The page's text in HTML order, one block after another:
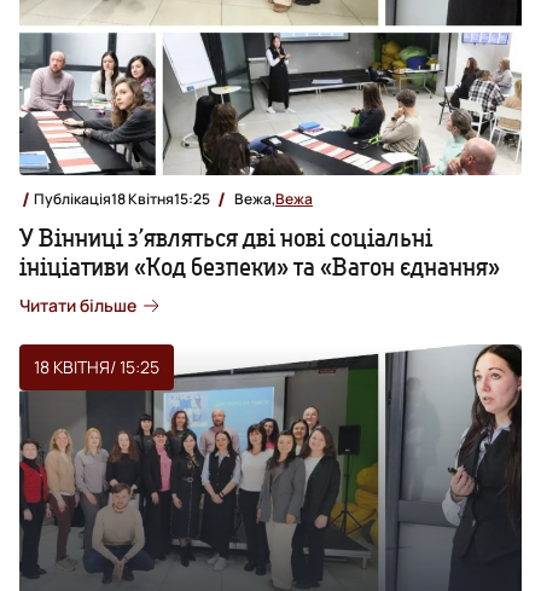
Публікація18 Квітня15:25 Вежа,Вежа
У Вінниці з’являться дві нові соціальні
ініціативи «Код безпеки» та «Вагон єднання»
Читати більше
18 КВІТНЯ/ 15:25